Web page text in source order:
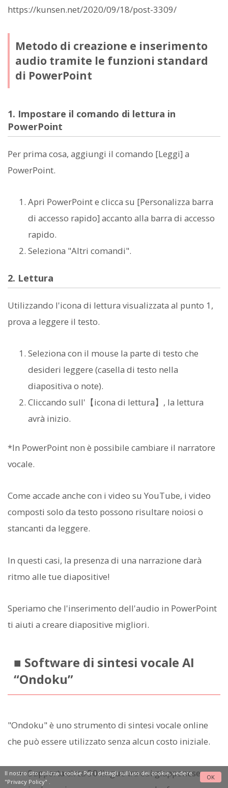
https://kunsen.net/2020/09/18/post-3309/
Metodo di creazione e inserimento
audio tramite le funzioni standard
di PowerPoint
1. Impostare il comando di lettura in
PowerPoint
Per prima cosa, aggiungi il comando [Leggi] a
PowerPoint.
Apri PowerPoint e clicca su [Personalizza barra
di accesso rapido] accanto alla barra di accesso
rapido.
Seleziona "Altri comandi".
2. Lettura
Utilizzando l'icona di lettura visualizzata al punto 1,
prova a leggere il testo.
Seleziona con il mouse la parte di testo che
desideri leggere (casella di testo nella
diapositiva o note).
Cliccando sull'【icona di lettura】, la lettura
avrà inizio.
*In PowerPoint non è possibile cambiare il narratore
vocale.
Come accade anche con i video su YouTube, i video
composti solo da testo possono risultare noiosi o
stancanti da leggere.
In questi casi, la presenza di una narrazione darà
ritmo alle tue diapositive!
Speriamo che l'inserimento dell'audio in PowerPoint
ti aiuti a creare diapositive migliori.
■ Software di sintesi vocale AI
“Ondoku”
"Ondoku" è uno strumento di sintesi vocale online
che può essere utilizzato senza alcun costo iniziale.
Supporta circa 50 lingue tra cui giapponese,
Il nostro sito utilizza i cookie.Per i dettagli sull'uso dei cookie, vedere
"Privacy Policy"
OK